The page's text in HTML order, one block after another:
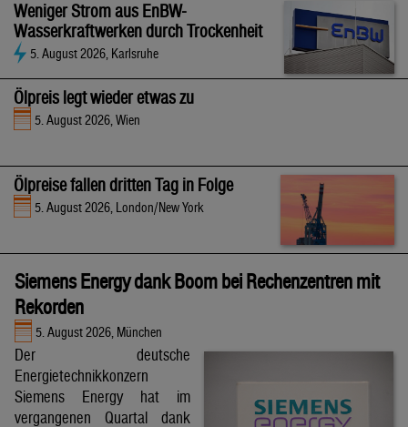
Weniger Strom aus EnBW-
Wasserkraftwerken durch Trockenheit
5. August 2026, Karlsruhe
Ölpreis legt wieder etwas zu
5. August 2026, Wien
Ölpreise fallen dritten Tag in Folge
5. August 2026, London/New York
Siemens Energy dank Boom bei Rechenzentren mit
Rekorden
5. August 2026, München
Der deutsche
Energietechnikkonzern
Siemens Energy hat im
vergangenen Quartal dank